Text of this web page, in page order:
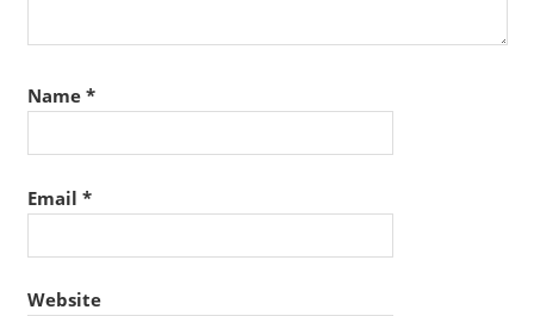
Name *
Email *
Website